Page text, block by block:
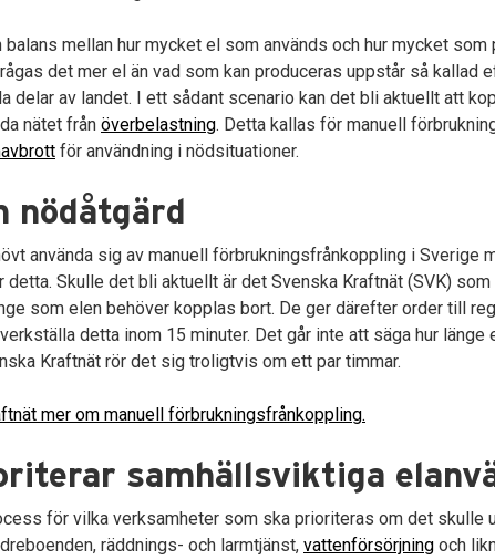
mellan hur mycket el som används och hur mycket
det mer el än vad som kan produceras uppstår så kallad
delar av landet. I ett sådant scenario kan det bli aktuellt att
nätet från överbelastning. Detta kallas för manuell
för användning i nödsituationer.
nödåtgärd
använda sig av manuell förbrukningsfrånkoppling i Sverige
Skulle det bli aktuellt är det Svenska Kraftnät (SVK)
som elen behöver kopplas bort. De ger därefter order till
detta inom 15 minuter. Det går inte att säga hur länge
Kraftnät rör det sig troligtvis om ett par timmar.
mer om manuell förbrukningsfrånkoppling.
samhällsviktiga
för vilka verksamheter som ska prioriteras om det skulle
räddnings- och larmtjänst, vattenförsörjning och